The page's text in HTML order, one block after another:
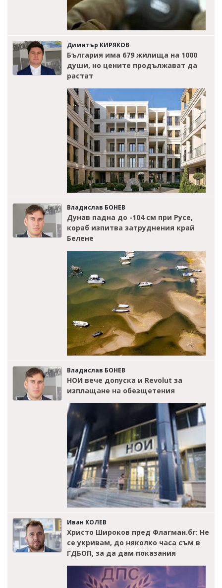
Димитър КИРЯКОВ
България има 679 жилища на 1000
души, но цените продължават да
растат
Владислав БОНЕВ
Дунав падна до -104 см при Русе,
кораб изпитва затруднения край
Белене
Владислав БОНЕВ
НОИ вече допуска и Revolut за
изплащане на обезщетения
Иван КОЛЕВ
Христо Широков пред Флагман.бг: Не
се укривам, до няколко часа съм в
ГДБОП, за да дам показания